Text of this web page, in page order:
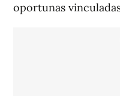
oportunas